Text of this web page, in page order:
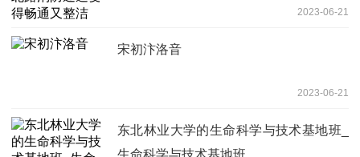
2023-06-21
宋初汴洛音
2023-06-21
东北林业大学的生命科学与技术基地班_
生命科学与技术基地班